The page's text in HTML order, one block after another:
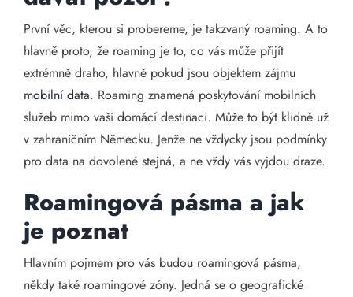
První věc, kterou si probereme, je takzvaný roaming. A to
hlavně proto, že roaming je to, co vás může přijít
extrémně draho, hlavně pokud jsou objektem zájmu
mobilní data. Roaming znamená poskytování mobilních
služeb mimo vaší domácí destinaci. Může to být klidně už
v zahraničním Německu. Jenže ne vždycky jsou podmínky
pro data na dovolené stejná, a ne vždy vás vyjdou draze.
Roamingová pásma a jak
je poznat
Hlavním pojmem pro vás budou roamingová pásma,
někdy také roamingové zóny. Jedná se o geografické